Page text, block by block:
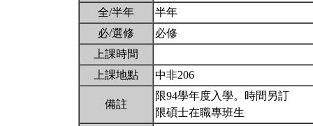
全/半年
半年
必/選修
必修
上課時間
上課地點
中非206
備註
限94學年度入學。時間另訂
限碩士在職專班生